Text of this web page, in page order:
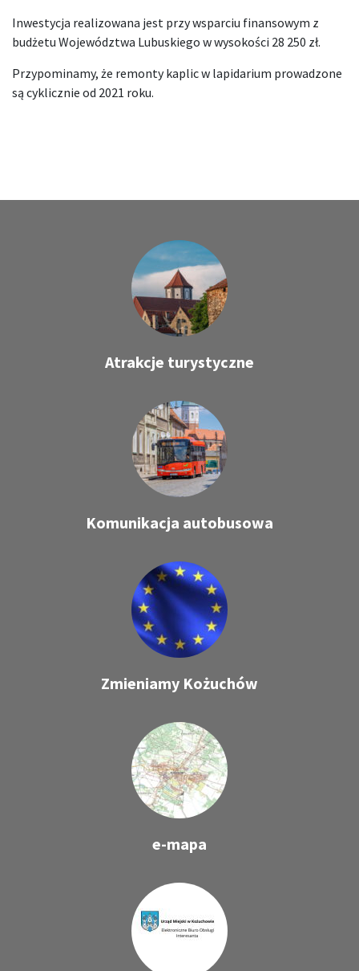
Inwestycja realizowana jest przy wsparciu finansowym z
budżetu Województwa Lubuskiego w wysokości 28 250 zł.
Przypominamy, że remonty kaplic w lapidarium prowadzone
są cyklicznie od 2021 roku.
Atrakcje turystyczne
Komunikacja autobusowa
Zmieniamy Kożuchów
e-mapa